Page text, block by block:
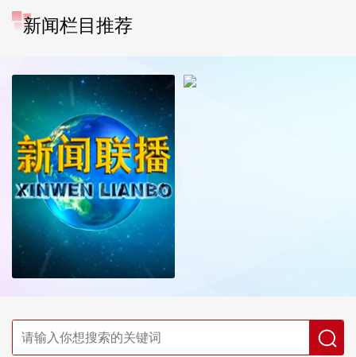
新闻栏目推荐